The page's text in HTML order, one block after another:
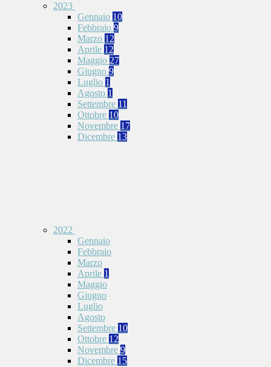
2023
Gennaio 10
Febbraio 9
Marzo 12
Aprile 12
Maggio 27
Giugno 9
Luglio 1
Agosto 1
Settembre 11
Ottobre 10
Novembre 17
Dicembre 13
2022
Gennaio
Febbraio
Marzo
Aprile 1
Maggio
Giugno
Luglio
Agosto
Settembre 10
Ottobre 12
Novembre 9
Dicembre 15